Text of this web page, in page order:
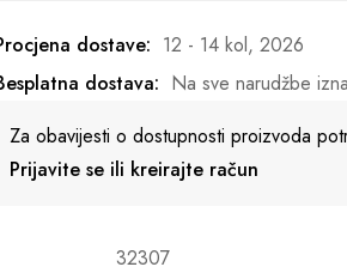
dostave: 12 - 14 kol, 2026
dostava: Na sve narudžbe
Za obavijesti o dostupnosti proizvoda
Prijavite se ili kreirajte račun
32307